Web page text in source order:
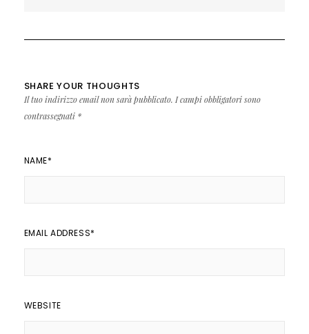
SHARE YOUR THOUGHTS
Il tuo indirizzo email non sarà pubblicato. I campi obbligatori sono
contrassegnati *
NAME*
EMAIL ADDRESS*
WEBSITE